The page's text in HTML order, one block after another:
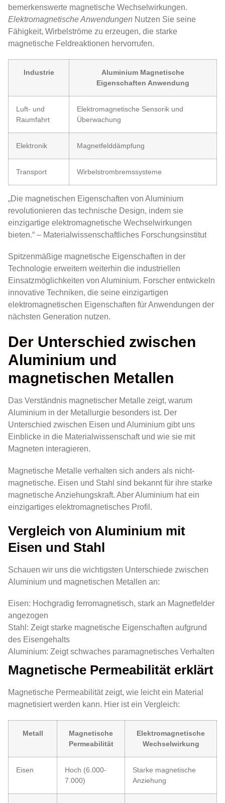
bemerkenswerte magnetische Wechselwirkungen.
Elektromagnetische Anwendungen Nutzen Sie seine
Fähigkeit, Wirbelströme zu erzeugen, die starke
magnetische Feldreaktionen hervorrufen.
Industrie
Aluminium Magnetische
Eigenschaften Anwendung
Luft- und
Raumfahrt
Elektromagnetische Sensorik und
Überwachung
Elektronik Magnetfelddämpfung
Transport Wirbelstrombremssysteme
„Die magnetischen Eigenschaften von Aluminium
revolutionieren das technische Design, indem sie
einzigartige elektromagnetische Wechselwirkungen
bieten.“ – Materialwissenschaftliches Forschungsinstitut
Spitzenmäßige magnetische Eigenschaften in der
Technologie erweitern weiterhin die industriellen
Einsatzmöglichkeiten von Aluminium. Forscher entwickeln
innovative Techniken, die seine einzigartigen
elektromagnetischen Eigenschaften für Anwendungen der
nächsten Generation nutzen.
Der Unterschied zwischen
Aluminium und
magnetischen Metallen
Das Verständnis magnetischer Metalle zeigt, warum
Aluminium in der Metallurgie besonders ist. Der
Unterschied zwischen Eisen und Aluminium gibt uns
Einblicke in die Materialwissenschaft und wie sie mit
Magneten interagieren.
Magnetische Metalle verhalten sich anders als nicht-
magnetische. Eisen und Stahl sind bekannt für ihre starke
magnetische Anziehungskraft. Aber Aluminium hat ein
einzigartiges elektromagnetisches Profil.
Vergleich von Aluminium mit
Eisen und Stahl
Schauen wir uns die wichtigsten Unterschiede zwischen
Aluminium und magnetischen Metallen an:
Eisen: Hochgradig ferromagnetisch, stark an Magnetfelder
angezogen
Stahl: Zeigt starke magnetische Eigenschaften aufgrund
des Eisengehalts
Aluminium: Zeigt schwaches paramagnetisches Verhalten
Magnetische Permeabilität erklärt
Magnetische Permeabilität zeigt, wie leicht ein Material
magnetisiert werden kann. Hier ist ein Vergleich:
Metall
Magnetische
Permeabilität
Elektromagnetische
Wechselwirkung
Eisen
Hoch (6.000-
7.000)
Starke magnetische
Anziehung